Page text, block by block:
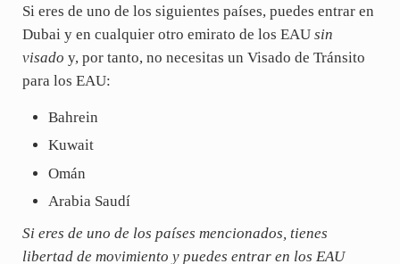
Si eres de uno de los siguientes países, puedes entrar en
Dubai y en cualquier otro emirato de los EAU sin
visado y, por tanto, no necesitas un Visado de Tránsito
para los EAU:
Bahrein
Kuwait
Omán
Arabia Saudí
Si eres de uno de los países mencionados, tienes
libertad de movimiento y puedes entrar en los EAU